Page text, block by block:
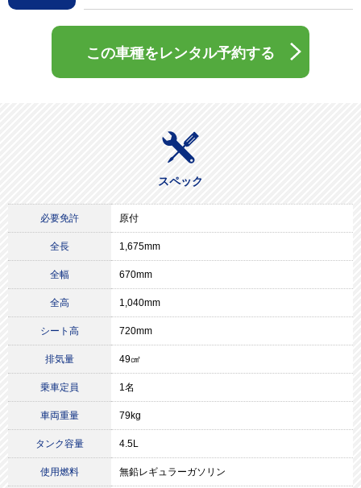
この車種をレンタル予約する
スペック
必要免許 原付
全長 1,675mm
全幅 670mm
全高 1,040mm
シート高 720mm
排気量 49㎤
乗車定員 1名
車両重量 79kg
タンク容量 4.5L
使用燃料 無鉛レギュラーガソリン